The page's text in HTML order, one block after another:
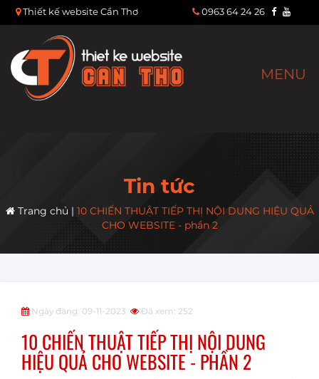
Thiết kế website Cần Thơ 0963 64 24 26
Tin tức
Trang chủ | 10 CHIẾN THUẬT TIẾP THỊ NỘI DUNG HIỆU QUẢ
CHO WEBSITE - phần 2
Ngày đăng: 09-11-2023 Đã xem: 252
10 CHIẾN THUẬT TIẾP THỊ NỘI DUNG
HIỆU QUẢ CHO WEBSITE - PHẦN 2
MENU